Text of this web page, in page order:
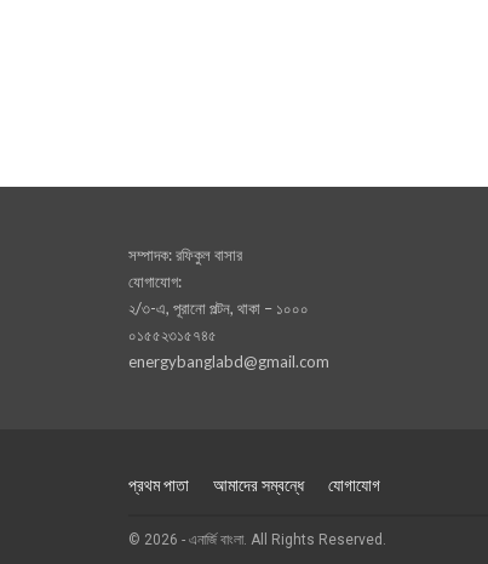
সম্পাদক: রফিকুল বাসার
যোগাযোগ:
২/৩-এ, পূরানো পল্টন, থাকা – ১০০০
০১৫৫২৩১৫৭৪৫
energybanglabd@gmail.com
প্রথম পাতা আমাদের সম্বন্ধে যোগাযোগ
© 2026 - এনার্জি বাংলা. All Rights Reserved.